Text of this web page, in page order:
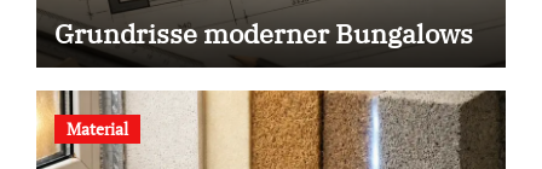
Grundrisse moderner Bungalows
Material